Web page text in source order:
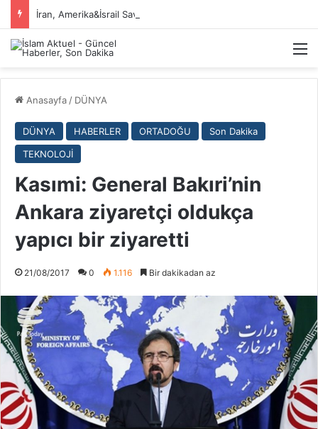
İran, Amerika&İsrail Savaşı Hakkında
Anasayfa / DÜNYA
DÜNYA HABERLER ORTADOĞU
Son Dakika
TEKNOLOJİ
Kasımi: General Bakıri’nin
Ankara ziyaretçi oldukça
yapıcı bir ziyaretti
21/08/2017 0 1.116 Bir dakikadan az